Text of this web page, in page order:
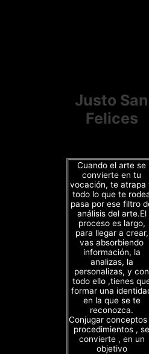
Justo San
Felices
Cuando el arte se
convierte en tu
vocación, te atrapa
todo lo que te
pasa por ese filtro
análisis del arte.El
proceso es largo,
para llegar a crear,
vas absorbiendo
información, la
analizas, la
personalizas, y con
todo ello ,tienes
formar una
en la que se te
reconozca.
Conjugar
procedimientos , se
convierte , en un
objetivo